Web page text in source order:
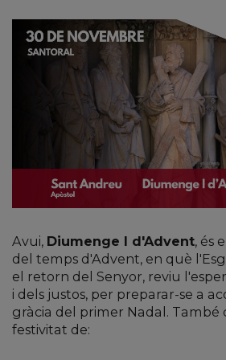
Reserves
Avui, Diumenge I d'Advent, és
del temps d'Advent, en què
el retorn del Senyor, reviu
i dels justos, per preparar-se a
gràcia del primer Nadal. També
festivitat de: